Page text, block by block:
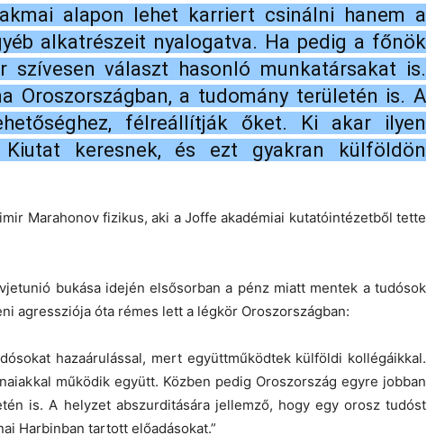
alapon lehet karriert csinálni hanem a
alkatrészeit nyalogatva. Ha pedig a főnök
választ hasonló munkatársakat is.
Oroszországban, a tudomány területén is. A
félreállítják őket. Ki akar ilyen
Kiutat keresnek, és ezt gyakran külföldön
Marahonov fizikus, aki a Joffe akadémiai kutatóintézetből tette
bukása idején elsősorban a pénz miatt mentek a tudósok
agressziója óta rémes lett a légkör Oroszországban:
hazaárulással, mert együttműködtek külföldi kollégáikkal.
működik együtt. Közben pedig Oroszország egyre jobban
is. A helyzet abszurditására jellemző, hogy egy orosz tudóst
Harbinban tartott előadásokat.”